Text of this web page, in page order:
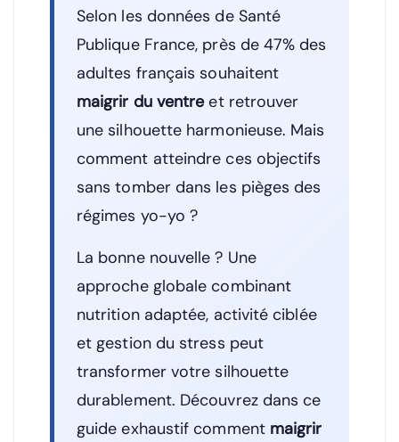
Selon les données de Santé
Publique France, près de 47% des
adultes français souhaitent
maigrir du ventreet retrouver
une silhouette harmonieuse. Mais
comment atteindre ces objectifs
sans tomber dans les pièges des
régimes yo-yo ?
La bonne nouvelle ? Une
approche globale combinant
nutrition adaptée, activité ciblée
et gestion du stress peut
transformer votre silhouette
durablement. Découvrez dans ce
guide exhaustif comment maigrir